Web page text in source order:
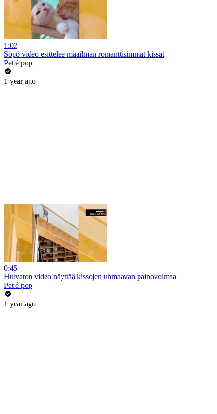
1:02
Söpö video esittelee maailman romanttisimmat kissat
Pet é pop
1 year ago
0:45
Hulvaton video näyttää kissojen uhmaavan painovoimaa
Pet é pop
1 year ago